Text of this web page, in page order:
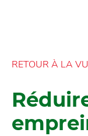
RETOUR À LA